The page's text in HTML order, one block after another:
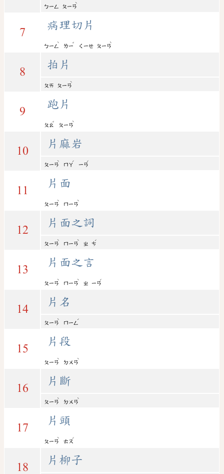
ㄅㄧㄥ ㄆㄧㄢ
ˋ
7
病理切片
ㄅㄧㄥ
ˋ
ㄌㄧ
ˇ
ㄑㄧㄝ ㄆㄧㄢ
ˋ
8
拍片
ㄆㄞ ㄆㄧㄢ
ˋ
9
跑片
ㄆㄠ
ˇ
ㄆㄧㄢ
ˋ
10
片麻岩
ㄆㄧㄢ
ˋ
ㄇㄚ
ˊ
ㄧㄢ
ˊ
11
片面
ㄆㄧㄢ
ˋ
ㄇㄧㄢ
ˋ
12
片面之詞
ㄆㄧㄢ
ˋ
ㄇㄧㄢ
ˋ
ㄓ ㄘ
ˊ
13
片面之言
ㄆㄧㄢ
ˋ
ㄇㄧㄢ
ˋ
ㄓ ㄧㄢ
ˊ
14
片名
ㄆㄧㄢ
ˋ
ㄇㄧㄥ
ˊ
15
片段
ㄆㄧㄢ
ˋ
ㄉㄨㄢ
ˋ
16
片斷
ㄆㄧㄢ
ˋ
ㄉㄨㄢ
ˋ
17
片頭
ㄆㄧㄢ
ˋ
ㄊㄡ
ˊ
18
片柳子